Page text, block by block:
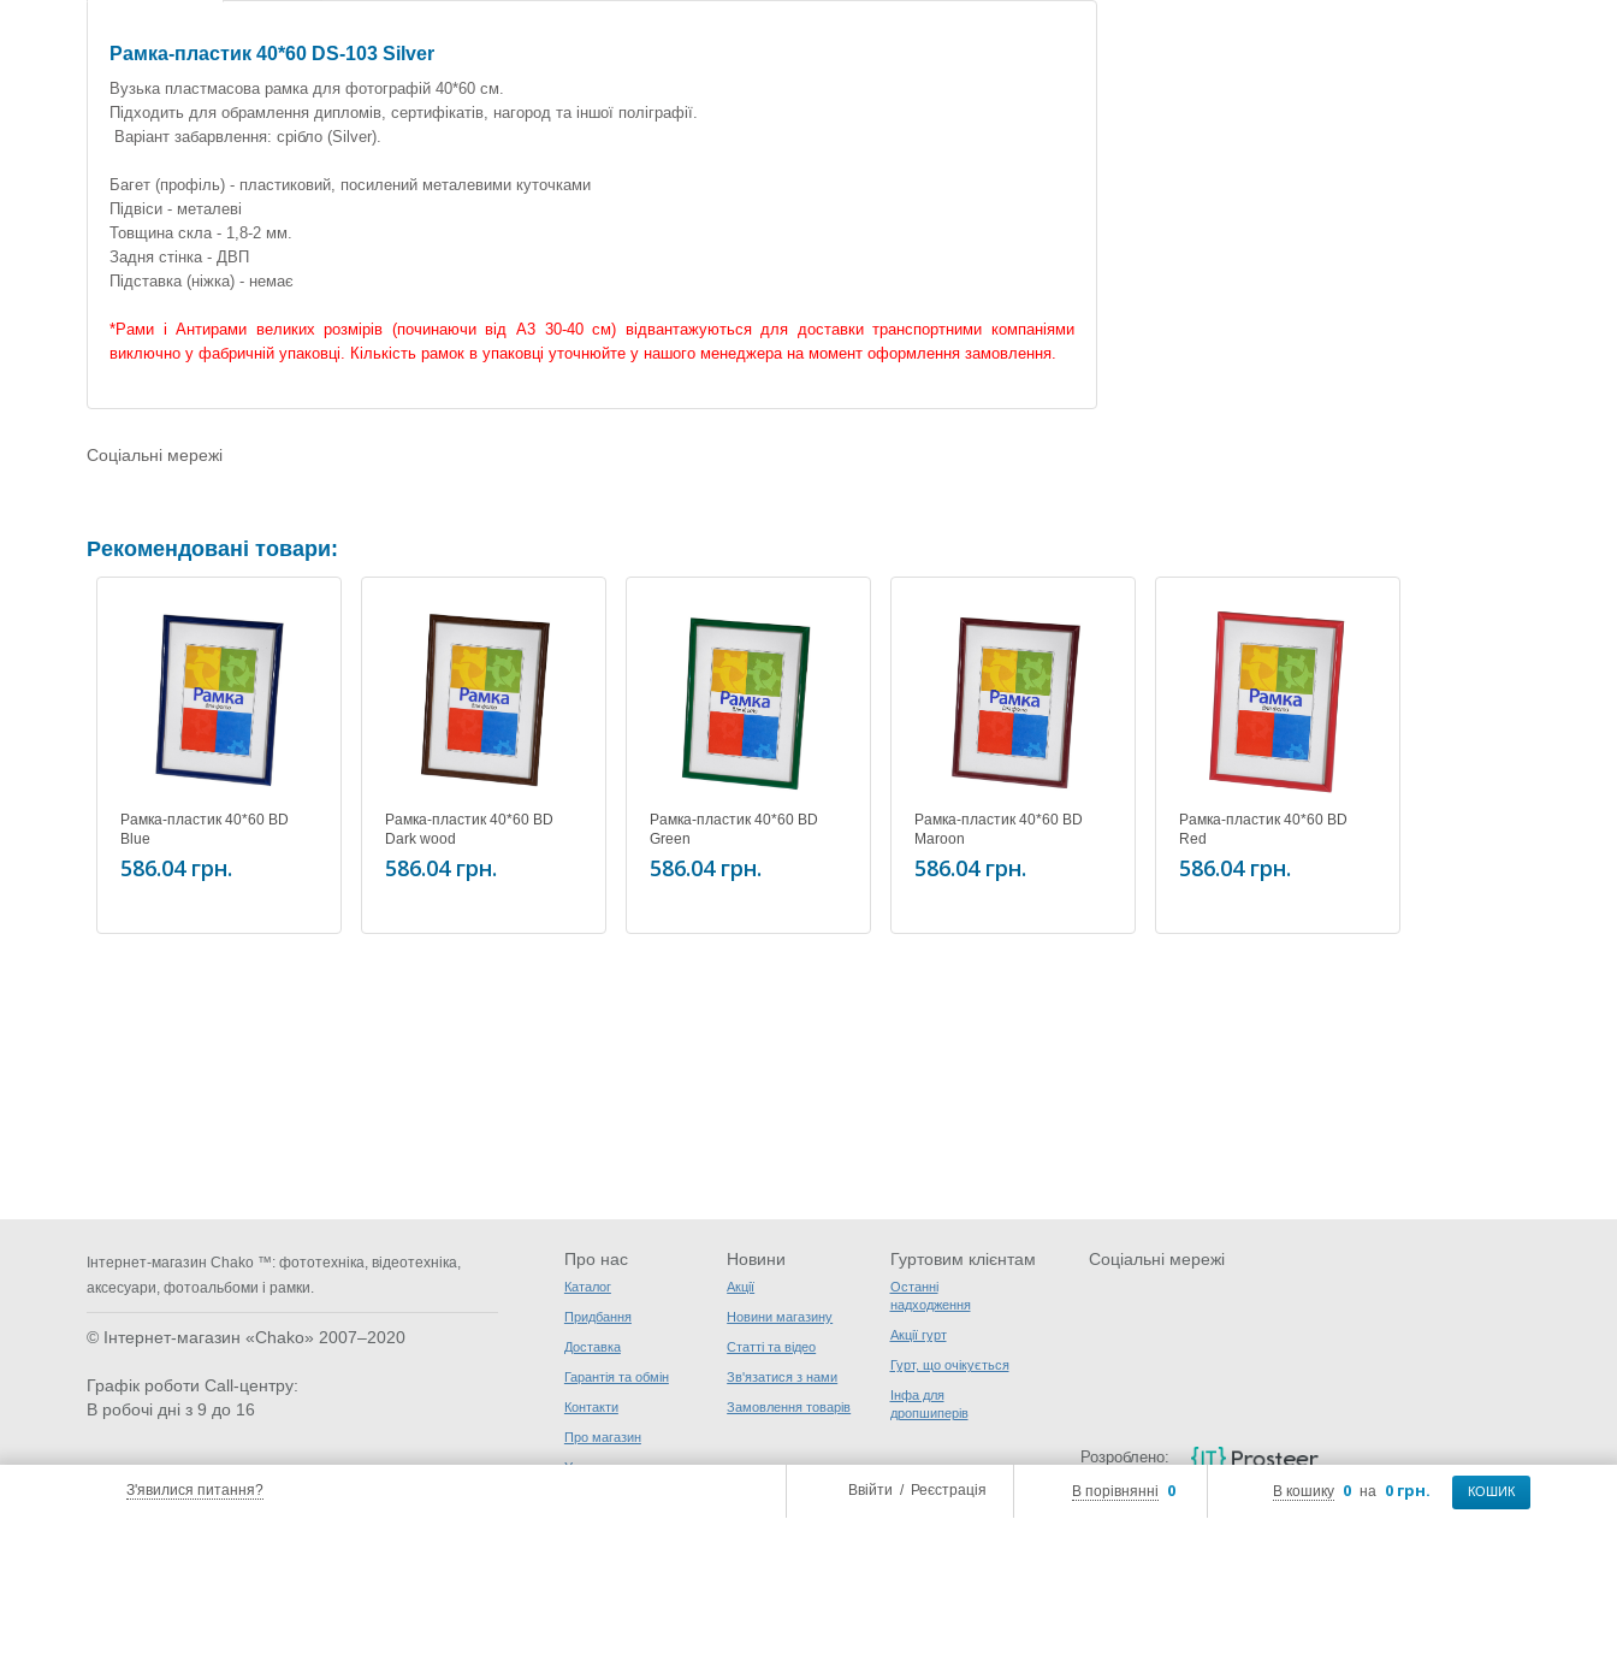
З'явилися питання? В кошику 0 на 0 грн. КОШИК
В порівнянні 0
Ввійти / Реєстрація
Рамка-пластик 40*60 DS-103 Silver
Вузька пластмасова рамка для фотографій 40*60 см.
Підходить для обрамлення дипломів, сертифікатів, нагород та іншої поліграфії.
Варіант забарвлення: срібло (Silver).
Багет (профіль) - пластиковий, посилений металевими куточками
Підвіси - металеві
Товщина скла - 1,8-2 мм.
Задня стінка - ДВП
Підставка (ніжка) - немає
*Рами і Антирами великих розмірів (починаючи від А3 30-40 см) відвантажуються для доставки транспортними компаніями
виключно у фабричній упаковці. Кількість рамок в упаковці уточнюйте у нашого менеджера на момент оформлення замовлення.
Соціальні мережі
Рекомендовані товари:
Рамка-пластик 40*60 BD
Blue
586.04 грн.
Рамка-пластик 40*60 BD
Dark wood
586.04 грн.
Рамка-пластик 40*60 BD
Green
586.04 грн.
Рамка-пластик 40*60 BD
Maroon
586.04 грн.
Рамка-пластик 40*60 BD
Red
586.04 грн.
Інтернет-магазин Chako ™: фототехніка, відеотехніка,
аксесуари, фотоальбоми і рамки.
© Інтернет-магазин «Chako» 2007–2020
Графік роботи Call-центру:
В робочі дні з 9 до 16
Про нас
Каталог
Придбання
Доставка
Гарантія та обмін
Контакти
Про магазин
Угода користувача
Новини
Акції
Новини магазину
Статті та відео
Зв'язатися з нами
Замовлення товарів
Гуртовим клієнтам
Останні
надходження
Акції гурт
Гурт, що очікується
Інфа для
дропшиперів
Соціальні мережі
Розроблено: